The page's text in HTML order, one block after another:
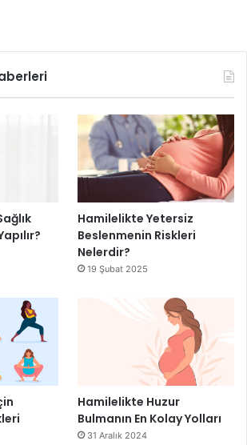
Hamilelikte Yetersiz
Beslenmenin Riskleri
Nelerdir?
19 Şubat 2025
Hamilelikte Huzur
Bulmanın En Kolay Yolları
31 Aralık 2024